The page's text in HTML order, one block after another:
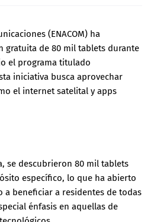
(ENACOM) ha
gratuita de 80 mil tablets durante
el programa titulado
iniciativa busca aprovechar
el internet satelital y apps
se descubrieron 80 mil tablets
específico, lo que ha abierto
a beneficiar a residentes de todas
énfasis en aquellas de